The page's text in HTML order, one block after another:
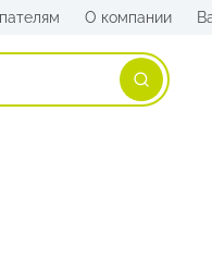
О компании
Поиск